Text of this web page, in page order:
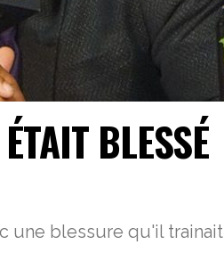
BLESSÉ
une blessure qu'il trainait